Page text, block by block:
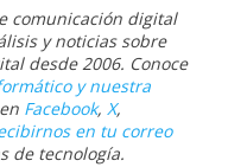
comunicación digital
y noticias sobre
desde 2006. Conoce
y nuestra
Facebook, X,
en tu correo
de tecnología.